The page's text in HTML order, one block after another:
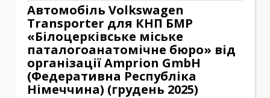
Автомобіль Volkswagen
Transporter для КНП БМР
«Білоцерківське міське
паталогоанатомічне бюро» від
організації Amprion GmbH
(Федеративна Республіка
Німеччина) (грудень 2025)